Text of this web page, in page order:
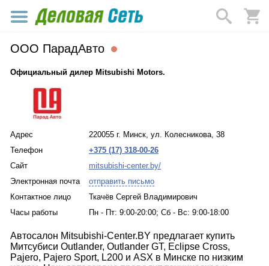
ООО ПарадАвто
Официальный дилер Mitsubishi Motors.
Адрес
220055 г. Минск, ул. Колесникова, 38
Телефон
+375 (17) 318-00-26
Сайт
mitsubishi-center.by/
Электронная почта
отправить письмо
Контактное лицо
Ткачёв Сергей Владимирович
Часы работы
Пн - Пт: 9:00-20:00; Сб - Вс: 9:00-18:00
Автосалон Mitsubishi-Center.BY предлагает купить
Митсубиси Outlander, Outlander GT, Eclipse Cross,
Pajero, Pajero Sport, L200 и ASX в Минске по низким